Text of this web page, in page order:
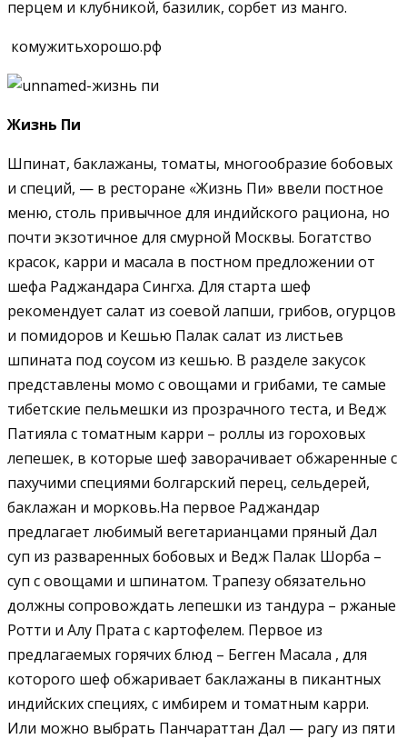
перцем и клубникой, базилик, сорбет из манго.
комужитьхорошо.рф
Жизнь Пи
Шпинат, баклажаны, томаты, многообразие бобовых
и специй, — в ресторане «Жизнь Пи» ввели постное
меню, столь привычное для индийского рациона, но
почти экзотичное для смурной Москвы. Богатство
красок, карри и масала в постном предложении от
шефа Раджандара Сингха. Для старта шеф
рекомендует салат из соевой лапши, грибов, огурцов
и помидоров и Кешью Палак салат из листьев
шпината под соусом из кешью. В разделе закусок
представлены момо с овощами и грибами, те самые
тибетские пельмешки из прозрачного теста, и Ведж
Патияла с томатным карри – роллы из гороховых
лепешек, в которые шеф заворачивает обжаренные с
пахучими специями болгарский перец, сельдерей,
баклажан и морковь.На первое Раджандар
предлагает любимый вегетарианцами пряный Дал
суп из разваренных бобовых и Ведж Палак Шорба –
суп с овощами и шпинатом. Трапезу обязательно
должны сопровождать лепешки из тандура – ржаные
Ротти и Алу Прата с картофелем. Первое из
предлагаемых горячих блюд – Бегген Масала , для
которого шеф обжаривает баклажаны в пикантных
индийских специях, с имбирем и томатным карри.
Или можно выбрать Панчараттан Дал — рагу из пяти